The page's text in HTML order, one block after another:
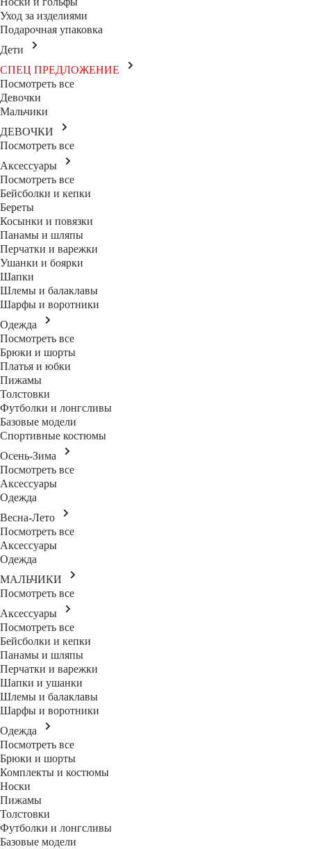
Уход за изделиями
Подарочная упаковка
Дети
СПЕЦ ПРЕДЛОЖЕНИЕ
Посмотреть все
Девочки
Мальчики
ДЕВОЧКИ
Посмотреть все
Аксессуары
Посмотреть все
Бейсболки и кепки
Береты
Косынки и повязки
Панамы и шляпы
Перчатки и варежки
Ушанки и боярки
Шапки
Шлемы и балаклавы
Шарфы и воротники
Одежда
Посмотреть все
Брюки и шорты
Платья и юбки
Пижамы
Толстовки
Футболки и лонгсливы
Базовые модели
Спортивные костюмы
Осень-Зима
Посмотреть все
Аксессуары
Одежда
Весна-Лето
Посмотреть все
Аксессуары
Одежда
МАЛЬЧИКИ
Посмотреть все
Аксессуары
Посмотреть все
Бейсболки и кепки
Панамы и шляпы
Перчатки и варежки
Шапки и ушанки
Шлемы и балаклавы
Шарфы и воротники
Одежда
Посмотреть все
Брюки и шорты
Комплекты и костюмы
Носки
Пижамы
Толстовки
Футболки и лонгсливы
Базовые модели